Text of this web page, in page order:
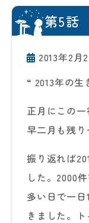
第5話
2013年2月
“ 2013年の生
正月にこの一
早二月も残り
振り返れば
した。2000
多い日で一
きました。